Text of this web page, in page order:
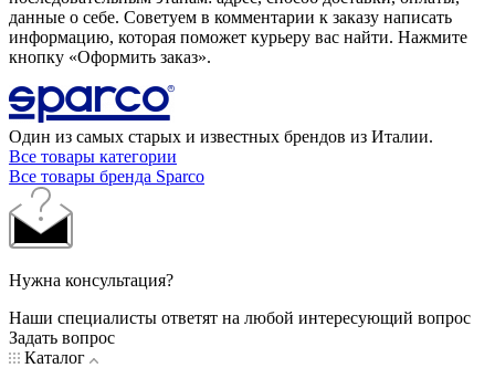
данные о себе. Советуем в комментарии к заказу написать
информацию, которая поможет курьеру вас найти. Нажмите
кнопку «Оформить заказ».
Один из самых старых и известных брендов из Италии.
Все товары категории
Все товары бренда Sparco
Нужна консультация?
Наши специалисты ответят на любой интересующий вопрос
Задать вопрос
Каталог